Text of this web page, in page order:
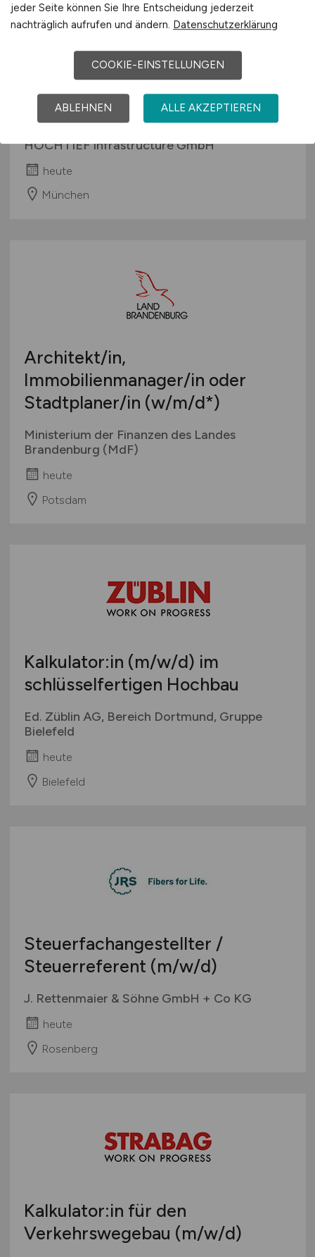
Kalkulator(m/w/d)
Spezialtiefbau
HOCHTIEF Infrastructure GmbH
heute
München
Architekt/in,
Immobilienmanager/in oder
Stadtplaner/in (w/m/d*)
Ministerium der Finanzen des Landes
Brandenburg (MdF)
heute
Potsdam
Kalkulator:in (m/w/d) im
schlüsselfertigen Hochbau
Ed. Züblin AG, Bereich Dortmund, Gruppe
Bielefeld
heute
Bielefeld
Steuerfachangestellter /
Steuerreferent (m/w/d)
J. Rettenmaier & Söhne GmbH + Co KG
heute
Rosenberg
Kalkulator:in für den
Verkehrswegebau (m/w/d)
jeder Seite können Sie Ihre Entscheidung jederzeit
nachträglich aufrufen und ändern. Datenschutzerklärung
COOKIE-EINSTELLUNGEN
ABLEHNEN ALLE AKZEPTIEREN